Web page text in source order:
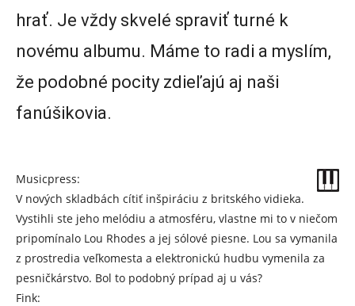
hrať. Je vždy skvelé spraviť turné k
novému albumu. Máme to radi a myslím,
že podobné pocity zdieľajú aj naši
fanúšikovia.
Musicpress:
V nových skladbách cítiť inšpiráciu z britského vidieka.
Vystihli ste jeho melódiu a atmosféru, vlastne mi to v niečom
pripomínalo Lou Rhodes a jej sólové piesne. Lou sa vymanila
z prostredia veľkomesta a elektronickú hudbu vymenila za
pesničkárstvo. Bol to podobný prípad aj u vás?
Fink: